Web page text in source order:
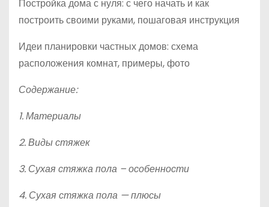
Постройка дома с нуля: с чего начать и как
построить своими руками, пошаговая инструкция
Идеи планировки частных домов: схема
расположения комнат, примеры, фото
Содержание:
1. Материалы
2. Виды стяжек
3. Сухая стяжка пола – особенности
4. Сухая стяжка пола — плюсы